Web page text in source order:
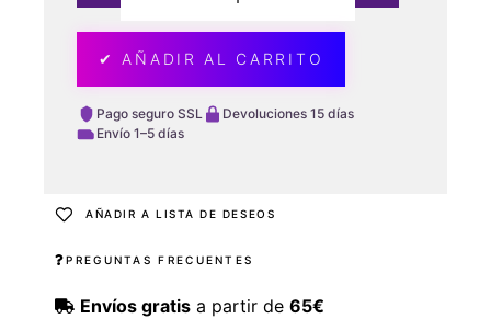
✔ AÑADIR AL CARRITO
Pago seguro SSL
Devoluciones 15 días
Envío 1–5 días
AÑADIR A LISTA DE DESEOS
PREGUNTAS FRECUENTES
Envíos gratisa partir de 65€